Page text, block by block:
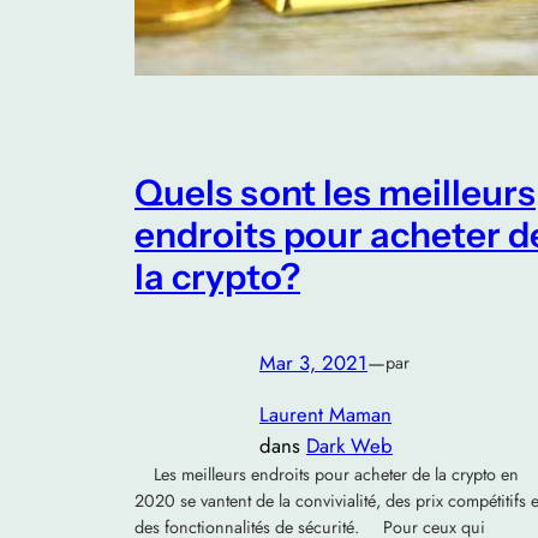
Quels sont les meilleurs
endroits pour acheter
la crypto?
Mar 3, 2021—par
Laurent Maman
dans Dark Web
Les meilleurs endroits pour acheter de la crypto en
2020 se vantent de la convivialité, des prix compétitifs
des fonctionnalités de sécurité. Pour ceux qui